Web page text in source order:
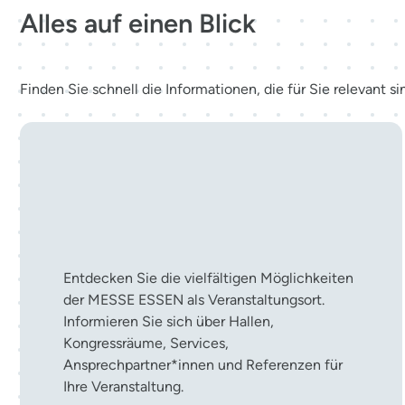
Alles auf einen Blick
Finden Sie schnell die Informationen, die für Sie relevant
Entdecken Sie die vielfältigen Möglichkeiten
der MESSE ESSEN als Veranstaltungsort.
Informieren Sie sich über Hallen,
Kongressräume, Services,
Ansprechpartner*innen und Referenzen für
Ihre Veranstaltung.